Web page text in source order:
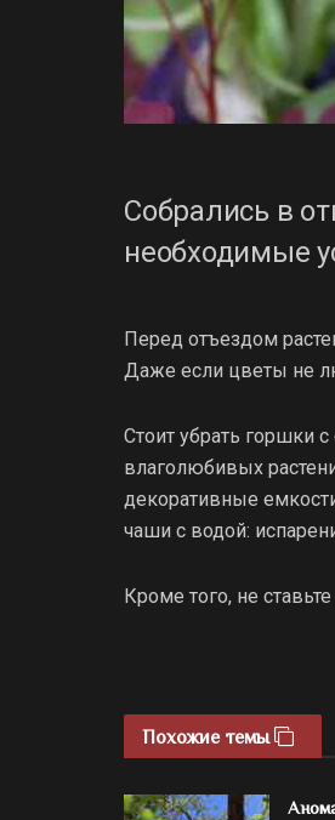
Собрались в
необходимые
Перед отъездом
Даже если цветы не
Стоит убрать горшки
влаголюбивых
декоративные
чаши с водой:
Кроме того, не
Похожие темы